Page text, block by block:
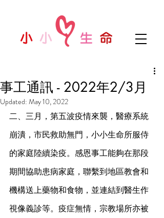
事工通訊 - 2022年2/3月
Updated: May 10, 2022
二、三月，第五波疫情來襲，醫療系統
崩潰，市民救助無門，小小生命所服侍
的家庭陸續染疫。感恩事工能夠在那段
期間協助患病家庭，聯繫到地區教會和
機構送上藥物和食物，並連結到醫生作
視像義診等。疫症無情，宗教場所亦被